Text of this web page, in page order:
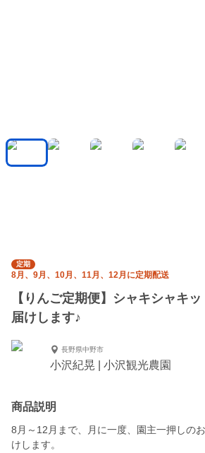
定期
8月、9月、10月、11月、12月に定期配送
【りんご定期便】シャキシャキ
届けします♪
長野県中野市
小沢紀晃 | 小沢観光農園
商品説明
8月～12月まで、月に一度、園主一押しの
けします。